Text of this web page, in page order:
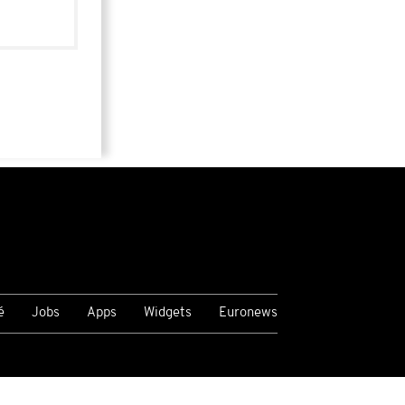
Jobs Apps Widgets Euronews